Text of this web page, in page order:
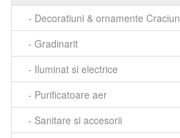
- Decoratiuni & ornamente Craciun
- Gradinarit
- Iluminat si electrice
- Purificatoare aer
- Sanitare si accesorii